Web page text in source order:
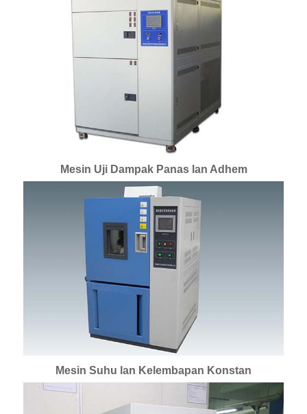
Mesin Uji Dampak Panas lan Adhem
Mesin Suhu lan Kelembapan Konstan